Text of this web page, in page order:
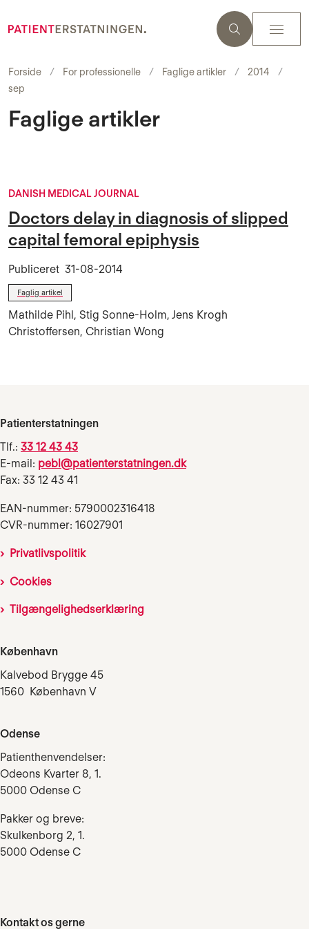
Forside For professionelle Faglige artikler
2014
sep
Faglige artikler
DANISH MEDICAL JOURNAL
Doctors delay in diagnosis of slipped
capital femoral epiphysis
Publiceret 31-08-2014
Faglig artikel
Mathilde Pihl, Stig Sonne-Holm, Jens Krogh
Christoffersen, Christian Wong
Patienterstatningen
Tlf.: 33 12 43 43
E-mail: pebl@patienterstatningen.dk
Fax: 33 12 43 41
EAN-nummer: 5790002316418
CVR-nummer: 16027901
Privatlivspolitik
Cookies
Tilgængelighedserklæring
København
Kalvebod Brygge 45
1560 København V
Odense
Patienthenvendelser:
Odeons Kvarter 8, 1.
5000 Odense C
Pakker og breve:
Skulkenborg 2, 1.
5000 Odense C
Kontakt os gerne